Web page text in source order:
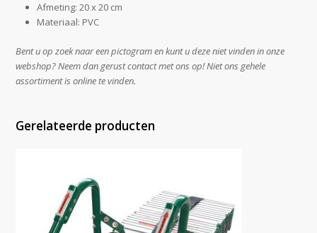
Afmeting: 20 x 20 cm
Materiaal: PVC
Bent u op zoek naar een pictogram en kunt u deze niet vinden in onze
webshop? Neem dan gerust contact met ons op! Niet ons gehele
assortiment is online te vinden.
Gerelateerde producten